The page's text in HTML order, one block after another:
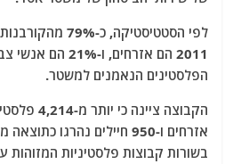
k
לפי הסטטיסטיקה,
2011 הם אזרחים, ו-
הפלסטינים הנאמנים למשטר.
אזרחים ו-950 חיילים נהרגו
בשורות קבוצות פלסטיניות המזוהות